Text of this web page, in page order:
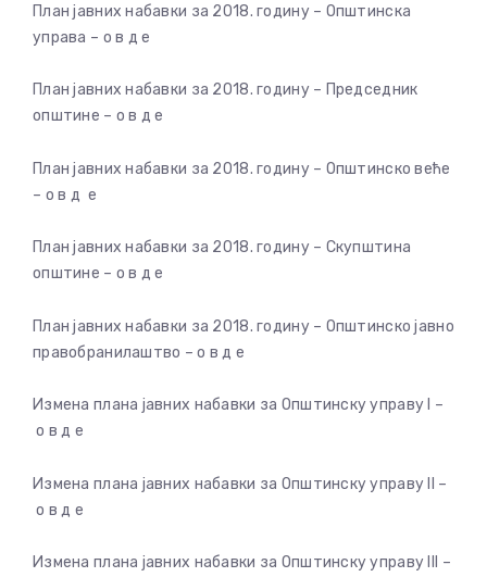
План јавних набавки за 2018. годину – Општинска
управа – о в д е
План јавних набавки за 2018. годину – Председник
општине – о в д е
План јавних набавки за 2018. годину – Општинско веће
– о в д е
План јавних набавки за 2018. годину – Скупштина
општине – о в д е
План јавних набавки за 2018. годину – Општинско јавно
правобранилаштво – о в д е
Измена плана јавних набавки за Општинску управу I –
о в д е
Измена плана јавних набавки за Општинску управу II –
о в д е
Измена плана јавних набавки за Општинску управу III –